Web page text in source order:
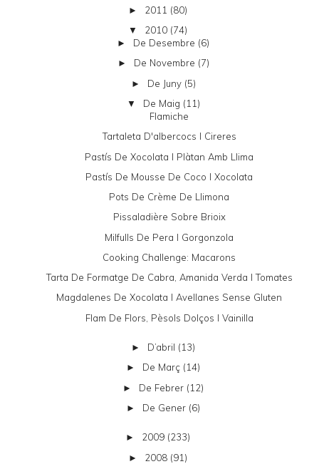
► 2011 (80)
▼ 2010 (74)
► De Desembre (6)
► De Novembre (7)
► De Juny (5)
▼ De Maig (11)
Flamiche
Tartaleta D'albercocs I Cireres
Pastís De Xocolata I Plàtan Amb Llima
Pastís De Mousse De Coco I Xocolata
Pots De Crème De Llimona
Pissaladière Sobre Brioix
Milfulls De Pera I Gorgonzola
Cooking Challenge: Macarons
Tarta De Formatge De Cabra, Amanida Verda I Tomates
Magdalenes De Xocolata I Avellanes Sense Gluten
Flam De Flors, Pèsols Dolços I Vainilla
► D’abril (13)
► De Març (14)
► De Febrer (12)
► De Gener (6)
► 2009 (233)
► 2008 (91)